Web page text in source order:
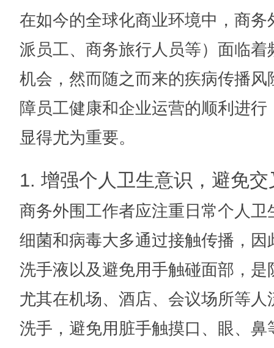
在如今的全球化商业环境中，商
派员工、商务旅行人员等）面临
机会，然而随之而来的疾病传播
障员工健康和企业运营的顺利进
显得尤为重要。
1. 增强个人卫生意识，避免交
商务外围工作者应注重日常个人
细菌和病毒大多通过接触传播，
洗手液以及避免用手触碰面部，
尤其在机场、酒店、会议场所等
洗手，避免用脏手触摸口、眼、